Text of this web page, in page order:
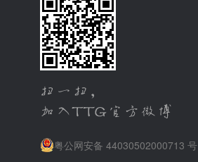
粤公网安备 44030502000713 号